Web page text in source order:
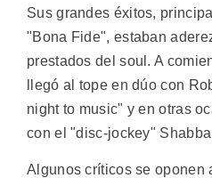
Sus grandes éxitos,
"Bona Fide", estaban
prestados del soul. A
llegó al tope en dúo con
night to music" y en otras
con el "disc-jockey"
Algunos críticos se oponen